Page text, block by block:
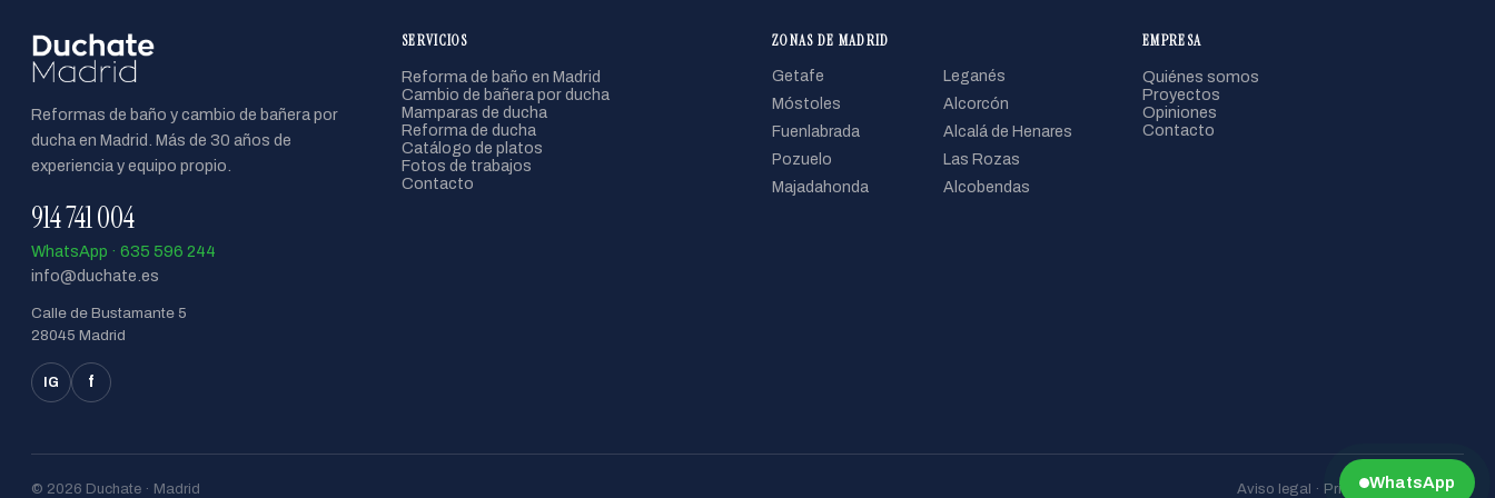
Reformas de baño y cambio de bañera por
ducha en Madrid. Más de 30 años de
experiencia y equipo propio.
914 741 004
WhatsApp · 635 596 244
info@duchate.es
Calle de Bustamante 5
28045 Madrid
IG f
SERVICIOS
Reforma de baño en Madrid
Cambio de bañera por ducha
Mamparas de ducha
Reforma de ducha
Catálogo de platos
Fotos de trabajos
Contacto
ZONAS DE MADRID
Getafe
Leganés
Móstoles
Alcorcón
Fuenlabrada
Alcalá de Henares
Pozuelo
Las Rozas
Majadahonda
Alcobendas
EMPRESA
Quiénes somos
Proyectos
Opiniones
Contacto
© 2026 Duchate · Madrid Aviso legal · Privacidad · Cookies
WhatsApp